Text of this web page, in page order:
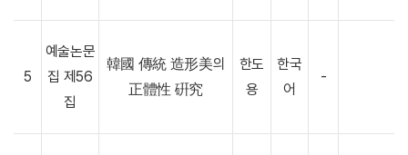
5
예술논문
집 제56
집
韓國 傳統 造形美의
正體性 硏究
한도
용
한국
어
-